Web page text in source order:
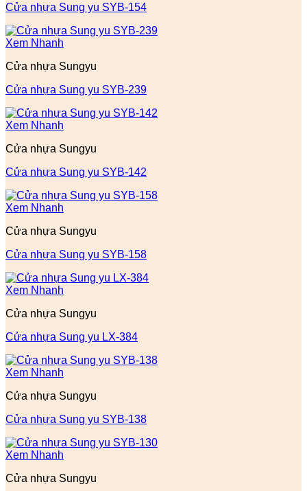
Cửa nhựa Sung yu SYB-154
Xem Nhanh
Cửa nhựa Sungyu
Cửa nhựa Sung yu SYB-239
Xem Nhanh
Cửa nhựa Sungyu
Cửa nhựa Sung yu SYB-142
Xem Nhanh
Cửa nhựa Sungyu
Cửa nhựa Sung yu SYB-158
Xem Nhanh
Cửa nhựa Sungyu
Cửa nhựa Sung yu LX-384
Xem Nhanh
Cửa nhựa Sungyu
Cửa nhựa Sung yu SYB-138
Xem Nhanh
Cửa nhựa Sungyu